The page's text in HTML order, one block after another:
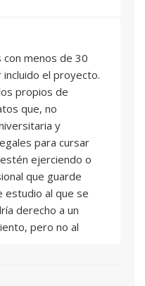
menos de 30
incluido el proyecto.
propios de
que, no
y
para cursar
ejerciendo o
que guarde
estudio al que se
derecho a un
pero no al